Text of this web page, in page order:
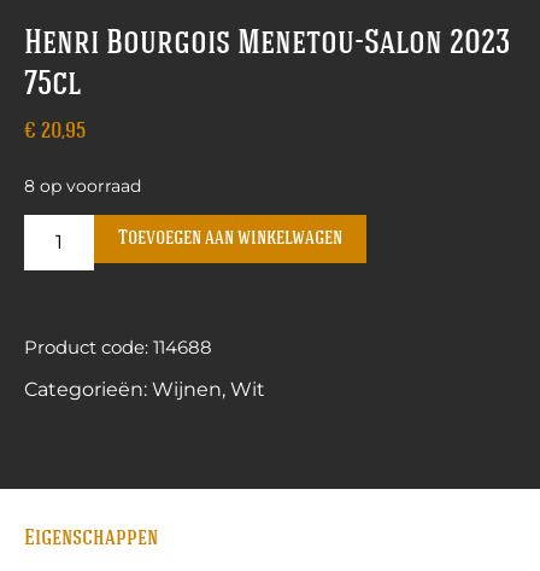
Henri Bourgois Menetou-Salon 2023
75cl
€ 20,95
8 op voorraad
Toevoegen aan winkelwagen
Product code: 114688
Categorieën: Wijnen, Wit
Eigenschappen